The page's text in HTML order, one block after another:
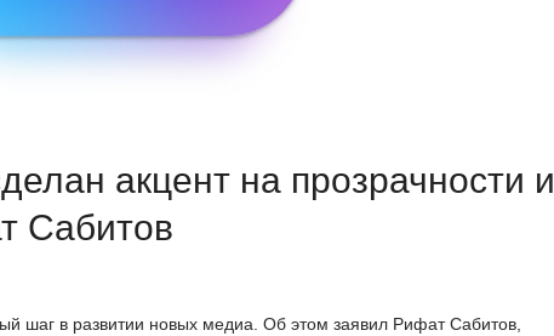
акцент на прозрачности и
Сабитов
шаг в развитии новых медиа. Об этом заявил Рифат Сабитов,